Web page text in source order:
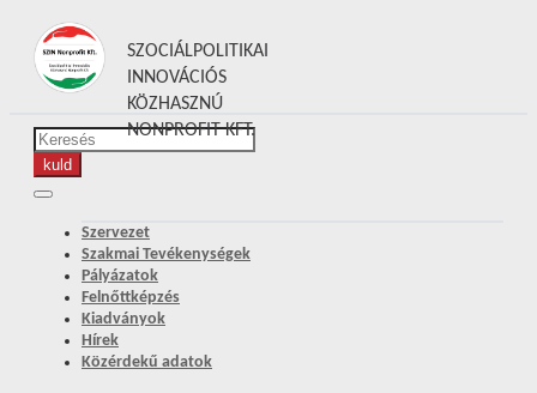
SZOCIÁLPOLITIKAI
INNOVÁCIÓS
KÖZHASZNÚ
NONPROFIT KFT.
Szervezet
Szakmai Tevékenységek
Pályázatok
Felnőttképzés
Kiadványok
Hírek
Közérdekű adatok